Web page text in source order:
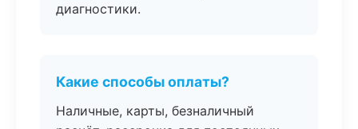
диагностики.
Какие способы оплаты?
Наличные, карты, безналичный